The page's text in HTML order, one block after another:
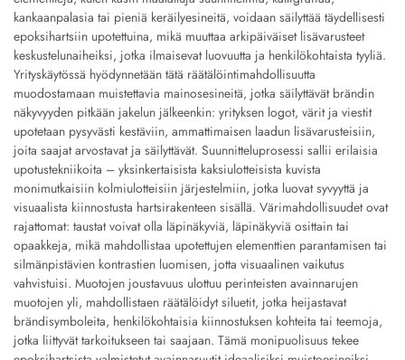
kankaanpalasia tai pieniä keräilyesineitä, voidaan säilyttää täydellisesti
epoksihartsiin upotettuina, mikä muuttaa arkipäiväiset lisävarusteet
keskustelunaiheiksi, jotka ilmaisevat luovuutta ja henkilökohtaista tyyliä.
Yrityskäytössä hyödynnetään tätä räätälöintimahdollisuutta
muodostamaan muistettavia mainosesineitä, jotka säilyttävät brändin
näkyvyyden pitkään jakelun jälkeenkin: yrityksen logot, värit ja viestit
upotetaan pysyvästi kestäviin, ammattimaisen laadun lisävarusteisiin,
joita saajat arvostavat ja säilyttävät. Suunnitteluprosessi sallii erilaisia
upotustekniikoita – yksinkertaisista kaksiulotteisista kuvista
monimutkaisiin kolmiulotteisiin järjestelmiin, jotka luovat syvyyttä ja
visuaalista kiinnostusta hartsirakenteen sisällä. Värimahdollisuudet ovat
rajattomat: taustat voivat olla läpinäkyviä, läpinäkyviä osittain tai
opaakkeja, mikä mahdollistaa upotettujen elementtien parantamisen tai
silmänpistävien kontrastien luomisen, jotta visuaalinen vaikutus
vahvistuisi. Muotojen joustavuus ulottuu perinteisten avainnarujen
muotojen yli, mahdollistaen räätälöidyt siluetit, jotka heijastavat
brändisymboleita, henkilökohtaisia kiinnostuksen kohteita tai teemoja,
jotka liittyvät tarkoitukseen tai saajaan. Tämä monipuolisuus tekee